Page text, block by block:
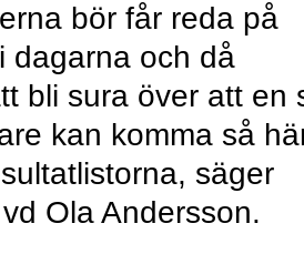
bör får reda på
dagarna och då
bli sura över att en
kan komma så
säger
Ola Andersson.